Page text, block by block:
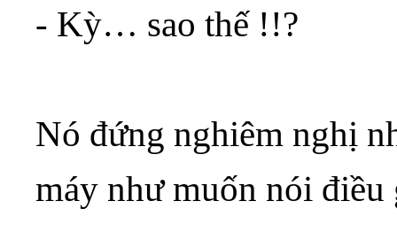
- Kỳ… sao thế !!?
Nó đứng nghiêm nghị
máy như muốn nói